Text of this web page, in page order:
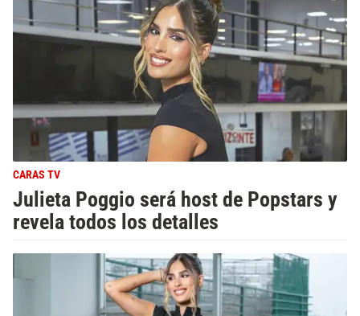
CARAS TV
Julieta Poggio será host de Popstars y
revela todos los detalles